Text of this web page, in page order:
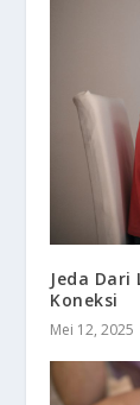
Jeda
Koneksi
Mei 12, 2025